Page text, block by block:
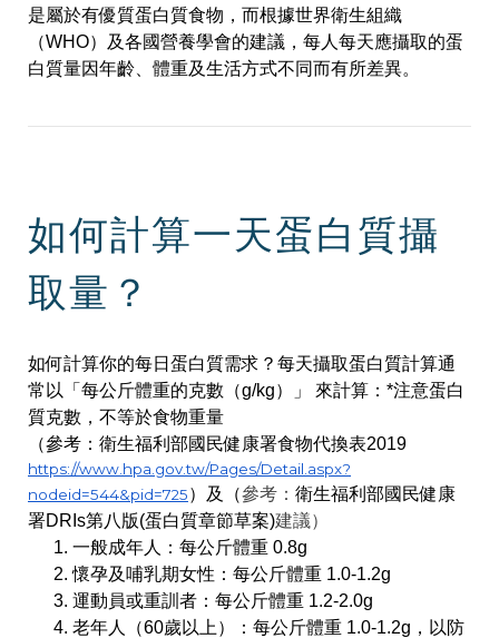
是屬於有優質蛋白質食物，而根據世界衛生組織
（WHO）及各國營養學會的建議，每人每天應攝取的蛋
白質量因年齡、體重及生活方式不同而有所差異。
如何計算一天蛋白質攝
取量？
如何計算你的每日蛋白質需求？每天攝取蛋白質計算通
常以「每公斤體重的克數（g/kg）」 來計算： *注意蛋白
質克數，不等於食物重量
（參考：衛生福利部國民健康署食物代換表2019
https://www.hpa.gov.tw/Pages/Detail.aspx?
nodeid=544&pid=725）及（參考： 衛生福利部國民健康
署DRIs第八版(蛋白質章節草案)建議）
一般成年人：每公斤體重 0.8g
懷孕及哺乳期女性：每公斤體重 1.0-1.2g
運動員或重訓者：每公斤體重 1.2-2.0g
老年人（60歲以上）：每公斤體重 1.0-1.2g，以防